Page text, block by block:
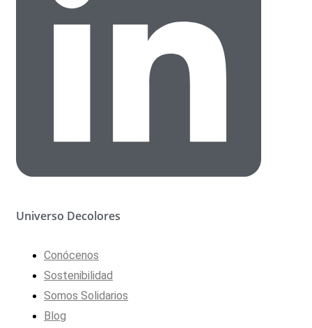
Universo Decolores
Conócenos
Sostenibilidad
Somos Solidarios
Blog